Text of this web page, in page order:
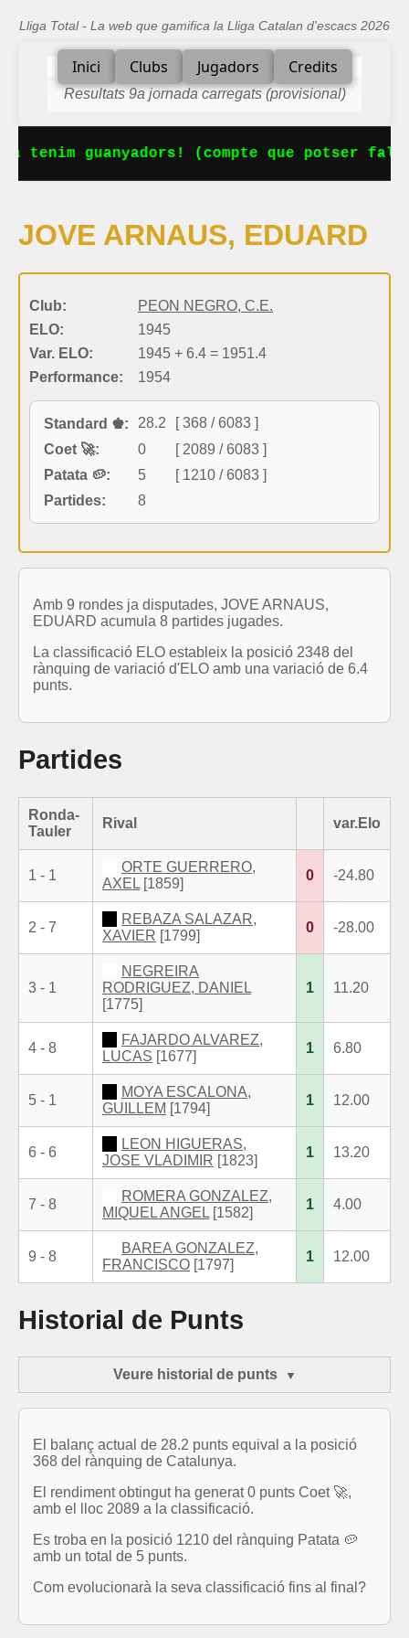
Lliga Total - La web que gamifica la Lliga Catalan d'escacs 2026
Inici Clubs Jugadors Credits
Resultats 9a jornada carregats (provisional)
tenim guanyadors! (compte que potser
JOVE ARNAUS, EDUARD
Club:
PEON NEGRO, C.E.
ELO:
1945
Var. ELO:
1945 + 6.4 = 1951.4
Performance:
1954
Standard ♚: 28.2
[ 368 / 6083 ]
Coet 🚀:
0
[ 2089 / 6083 ]
Patata 🥔:
5
[ 1210 / 6083 ]
Partides:
8
Amb 9 rondes ja disputades, JOVE ARNAUS,
EDUARD acumula 8 partides jugades.
La classificació ELO estableix la posició 2348 del
rànquing de variació d'ELO amb una variació de 6.4
punts.
Partides
Ronda-
Tauler
Rival var.Elo
1 - 1
ORTE GUERRERO,
AXEL [1859]
0 -24.80
2 - 7
REBAZA SALAZAR,
XAVIER [1799]
0 -28.00
3 - 1
NEGREIRA
RODRIGUEZ, DANIEL
[1775]
1 11.20
4 - 8
FAJARDO ALVAREZ,
LUCAS [1677]
1 6.80
5 - 1
MOYA ESCALONA,
GUILLEM [1794]
1 12.00
6 - 6
LEON HIGUERAS,
JOSE VLADIMIR [1823]
1 13.20
7 - 8
ROMERA GONZALEZ,
MIQUEL ANGEL [1582]
1 4.00
9 - 8
BAREA GONZALEZ,
FRANCISCO [1797]
1 12.00
Historial de Punts
Veure historial de punts
El balanç actual de 28.2 punts equival a la posició
368 del rànquing de Catalunya.
El rendiment obtingut ha generat 0 punts Coet 🚀,
amb el lloc 2089 a la classificació.
Es troba en la posició 1210 del rànquing Patata 🥔
amb un total de 5 punts.
Com evolucionarà la seva classificació fins al final?